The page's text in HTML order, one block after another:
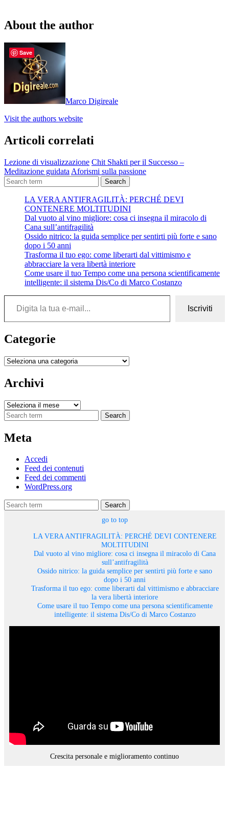
About the author
Marco Digireale
Visit the authors website
Articoli correlati
Lezione di visualizzazione Chit Shakti per il Successo –
Meditazione guidata Aforismi sulla passione
Search
LA VERA ANTIFRAGILITÀ: PERCHÉ DEVI
CONTENERE MOLTITUDINI
Dal vuoto al vino migliore: cosa ci insegna il miracolo di
Cana sull’antifragilità
Ossido nitrico: la guida semplice per sentirti più forte e sano
dopo i 50 anni
Trasforma il tuo ego: come liberarti dal vittimismo e
abbracciare la vera libertà interiore
Come usare il tuo Tempo come una persona scientificamente
intelligente: il sistema Dis/Co di Marco Costanzo
Digita la tua e-mail...
Iscriviti
Categorie
Categorie
Archivi
Archivi
Search
Meta
Accedi
Feed dei contenuti
Feed dei commenti
WordPress.org
Search
go to top
LA VERA ANTIFRAGILITÀ: PERCHÉ DEVI CONTENERE
MOLTITUDINI
Dal vuoto al vino migliore: cosa ci insegna il miracolo di Cana
sull’antifragilità
Ossido nitrico: la guida semplice per sentirti più forte e sano
dopo i 50 anni
Trasforma il tuo ego: come liberarti dal vittimismo e abbracciare
la vera libertà interiore
Come usare il tuo Tempo come una persona scientificamente
intelligente: il sistema Dis/Co di Marco Costanzo
Crescita personale e miglioramento continuo
Save